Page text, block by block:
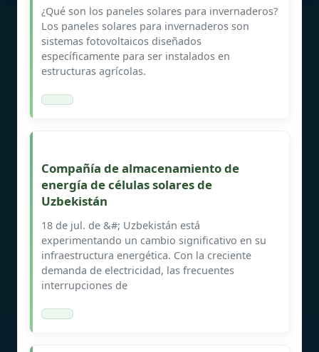
¿Qué son los paneles solares para invernaderos?
Los paneles solares para invernaderos son
sistemas fotovoltaicos diseñados
específicamente para ser instalados en
estructuras agrícolas.
Compañía de almacenamiento de
energía de células solares de
Uzbekistán
18 de jul. de &#; Uzbekistán está
experimentando un cambio significativo en su
infraestructura energética. Con la creciente
demanda de electricidad, las frecuentes
interrupciones de